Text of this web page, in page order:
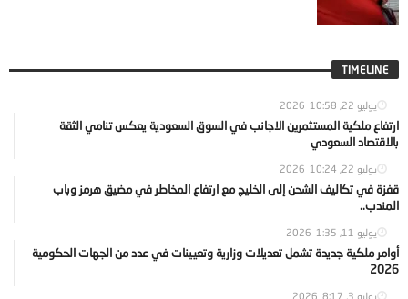
TIMELINE
يوليو 22, 2026 10:58
ارتفاع ملكية المستثمرين الاجانب في السوق السعودية يعكس تنامي الثقة
بالاقتصاد السعودي
يوليو 22, 2026 10:24
قفزة في تكاليف الشحن إلى الخليج مع ارتفاع المخاطر في مضيق هرمز وباب
المندب..
يوليو 11, 2026 1:35
أوامر ملكية جديدة تشمل تعديلات وزارية وتعيينات في عدد من الجهات الحكومية
2026
يوليو 3, 2026 8:17